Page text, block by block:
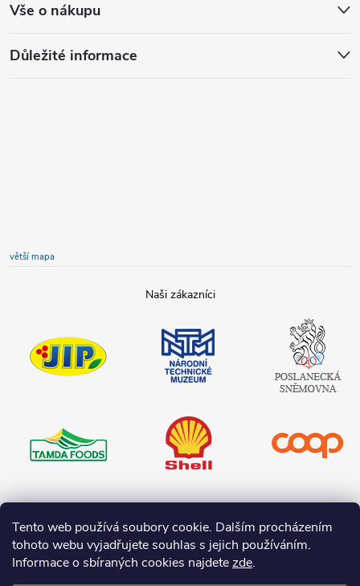
Tento web používá soubory cookie. Dalším procházením
tohoto webu vyjadřujete souhlas s jejich používáním.
Informace o sbíraných cookies najdetezde.
Vše o nákupu
Důležité informace
větší mapa
technické
muzeum
Poslanecká
sněmovna
České
republiky
Teta drogerie